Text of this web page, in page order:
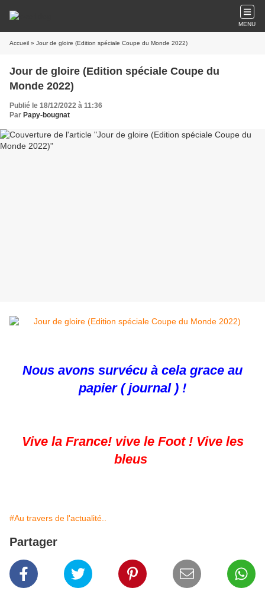
MENU
Accueil » Jour de gloire (Edition spéciale Coupe du Monde 2022)
Jour de gloire (Edition spéciale Coupe du
Monde 2022)
Publié le 18/12/2022 à 11:36
Par Papy-bougnat
Nous avons survécu à cela grace au
papier ( journal ) !
Vive la France! vive le Foot ! Vive les
bleus
#Au travers de l'actualité..
Partager